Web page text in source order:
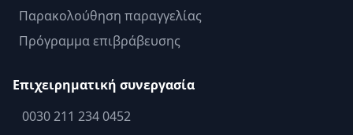
Παρακολούθηση παραγγελίας
Πρόγραμμα επιβράβευσης
Επιχειρηματική συνεργασία
0030 211 234 0452